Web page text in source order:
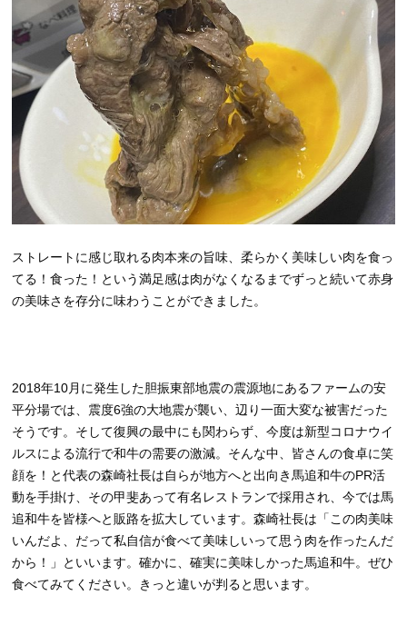
ストレートに感じ取れる肉本来の旨味、柔らかく美味しい肉を食っ
てる！食った！という満足感は肉がなくなるまでずっと続いて赤身
の美味さを存分に味わうことができました。
2018年10月に発生した胆振東部地震の震源地にあるファームの安
平分場では、震度6強の大地震が襲い、辺り一面大変な被害だった
そうです。そして復興の最中にも関わらず、今度は新型コロナウイ
ルスによる流行で和牛の需要の激減。そんな中、皆さんの食卓に笑
顔を！と代表の森崎社長は自らが地方へと出向き馬追和牛のPR活
動を手掛け、その甲斐あって有名レストランで採用され、今では馬
追和牛を皆様へと販路を拡大しています。森崎社長は「この肉美味
いんだよ、だって私自信が食べて美味しいって思う肉を作ったんだ
から！」といいます。確かに、確実に美味しかった馬追和牛。ぜひ
食べてみてください。きっと違いが判ると思います。